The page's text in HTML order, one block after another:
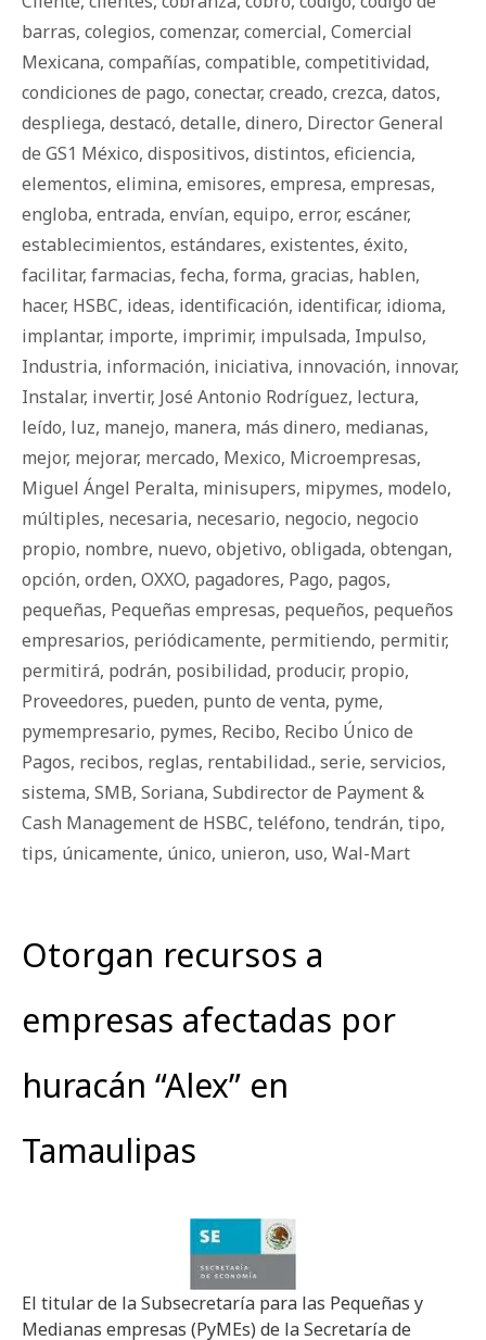
barras, colegios, comenzar, comercial, Comercial
Mexicana, compañías, compatible, competitividad,
condiciones de pago, conectar, creado, crezca, datos,
despliega, destacó, detalle, dinero, Director General
de GS1 México, dispositivos, distintos, eficiencia,
elementos, elimina, emisores, empresa, empresas,
engloba, entrada, envían, equipo, error, escáner,
establecimientos, estándares, existentes, éxito,
facilitar, farmacias, fecha, forma, gracias, hablen,
hacer, HSBC, ideas, identificación, identificar, idioma,
implantar, importe, imprimir, impulsada, Impulso,
Industria, información, iniciativa, innovación, innovar,
Instalar, invertir, José Antonio Rodríguez, lectura,
leído, luz, manejo, manera, más dinero, medianas,
mejor, mejorar, mercado, Mexico, Microempresas,
Miguel Ángel Peralta, minisupers, mipymes, modelo,
múltiples, necesaria, necesario, negocio, negocio
propio, nombre, nuevo, objetivo, obligada, obtengan,
opción, orden, OXXO, pagadores, Pago, pagos,
pequeñas, Pequeñas empresas, pequeños, pequeños
empresarios, periódicamente, permitiendo, permitir,
permitirá, podrán, posibilidad, producir, propio,
Proveedores, pueden, punto de venta, pyme,
pymempresario, pymes, Recibo, Recibo Único de
Pagos, recibos, reglas, rentabilidad., serie, servicios,
sistema, SMB, Soriana, Subdirector de Payment &
Cash Management de HSBC, teléfono, tendrán, tipo,
tips, únicamente, único, unieron, uso, Wal-Mart
Otorgan recursos a
empresas afectadas por
huracán “Alex” en
Tamaulipas
El titular de la Subsecretaría para las Pequeñas y
Medianas empresas (PyMEs) de la Secretaría de